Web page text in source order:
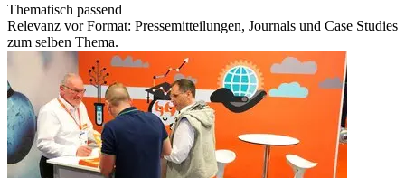
Thematisch passend
Relevanz vor Format: Pressemitteilungen, Journals und Case Studies
zum selben Thema.